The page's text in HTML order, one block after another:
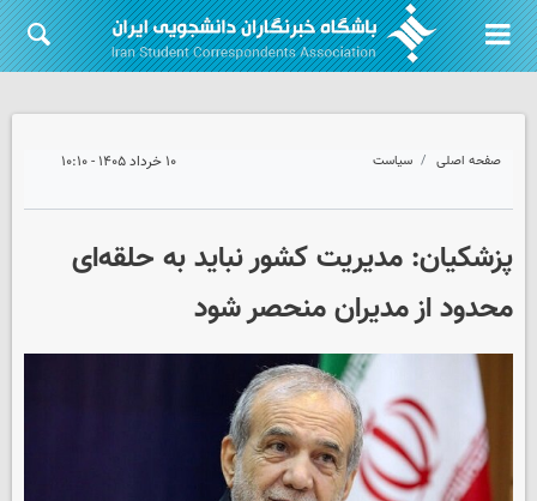
صفحه اصلی سیاست ۱۰ خرداد ۱۴۰۵ - ۱۰:۱۰
پزشکیان: مدیریت کشور نباید به حلقه‌ای
محدود از مدیران منحصر شود